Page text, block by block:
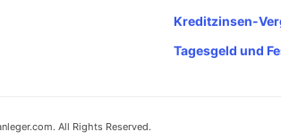
Kreditzinsen-
Tagesgeld und
All Rights Reserved.